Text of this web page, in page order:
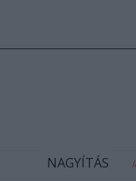
NAGYÍTÁS